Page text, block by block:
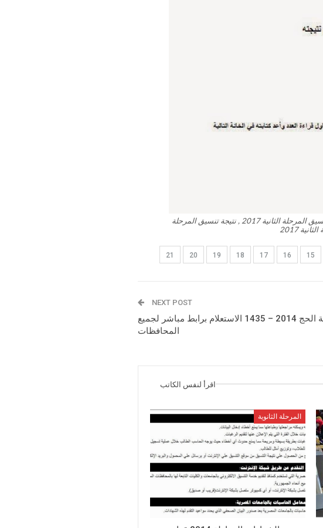
نتيجة تنسيق المرحلة الثانية 2017 , اعلان عن نتيجة تنسيق المرحلة الثانية 2017 , موقع نتيجة تنسيق المرحلة الثانية 2017 , نتيجة تنسيق المرحلة
15
16
17
18
19
20
21
NEXT POST
نتيجة قرعة الحج 2014 – 1435 الاستعلام برابط مباشر لجميع
المحافظات
اقرأ لنفس الكاتب
المرحلة الثانوية